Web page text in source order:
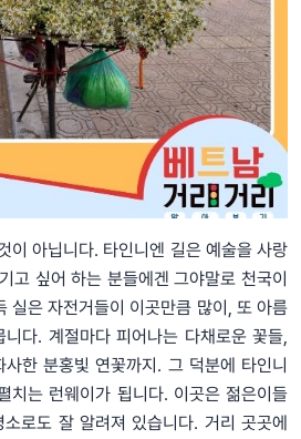
이 아닙니다. 타인니엔 길은 예술을 사랑
고 싶어 하는 분들에겐 그야말로 천국이
실은 자전거들이 이곳만큼 많이, 또 아름
다. 계절마다 피어나는 다채로운 꽃들,
한 분홍빛 연꽃까지. 그 덕분에 타인니
치는 런웨이가 됩니다. 이곳은 젊은이들
소로도 잘 알려져 있습니다. 거리 곳곳에